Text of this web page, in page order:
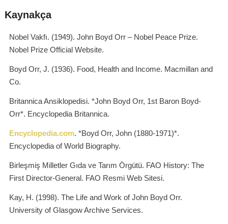
Kaynakça
Nobel Vakfı. (1949). John Boyd Orr – Nobel Peace Prize.
Nobel Prize Official Website.
Boyd Orr, J. (1936). Food, Health and Income. Macmillan and
Co.
Britannica Ansiklopedisi. *John Boyd Orr, 1st Baron Boyd-
Orr*. Encyclopedia Britannica.
Encyclopedia.com. *Boyd Orr, John (1880-1971)*.
Encyclopedia of World Biography.
Birleşmiş Milletler Gıda ve Tarım Örgütü. FAO History: The
First Director-General. FAO Resmi Web Sitesi.
Kay, H. (1998). The Life and Work of John Boyd Orr.
University of Glasgow Archive Services.